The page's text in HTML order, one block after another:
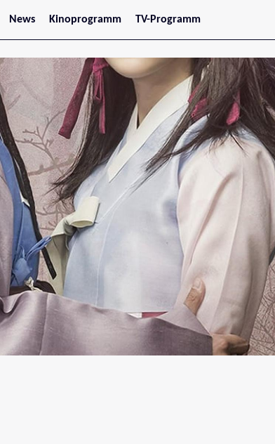
News
Stars
Kinoprogramm
Jetzt im Kino
Wien
Niederösterreich
Oberösterreich
Steiermark
Burgenland
Kärnten
Salzburg
Tirol
Vorarlberg
TV-Programm